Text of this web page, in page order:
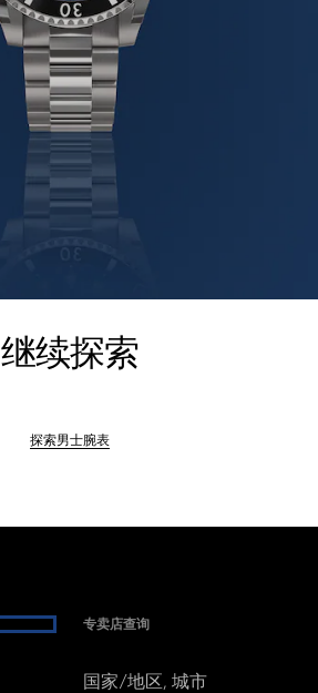
继续探索
探索男士腕表
专卖店查询
国家/地区, 城市